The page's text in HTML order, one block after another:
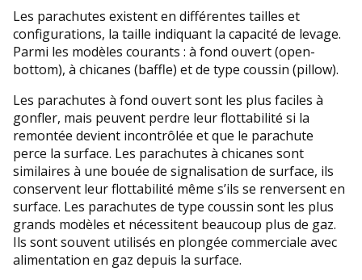
Les parachutes existent en différentes tailles et
configurations, la taille indiquant la capacité de levage.
Parmi les modèles courants : à fond ouvert (open-
bottom), à chicanes (baffle) et de type coussin (pillow).
Les parachutes à fond ouvert sont les plus faciles à
gonfler, mais peuvent perdre leur flottabilité si la
remontée devient incontrôlée et que le parachute
perce la surface. Les parachutes à chicanes sont
similaires à une bouée de signalisation de surface, ils
conservent leur flottabilité même s’ils se renversent en
surface. Les parachutes de type coussin sont les plus
grands modèles et nécessitent beaucoup plus de gaz.
Ils sont souvent utilisés en plongée commerciale avec
alimentation en gaz depuis la surface.